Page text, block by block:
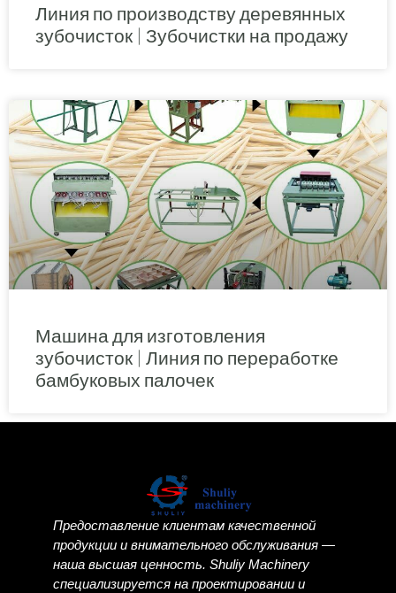
Линия по производству деревянных
зубочисток | Зубочистки на продажу
Машина для изготовления
зубочисток | Линия по переработке
бамбуковых палочек
Предоставление клиентам качественной
продукции и внимательного обслуживания —
наша высшая ценность. Shuliy Machinery
специализируется на проектировании и